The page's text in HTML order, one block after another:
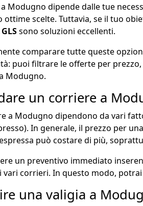
Modugno dipende dalle tue
ottime scelte. Tuttavia, se il tuo
GLSsono soluzioni eccellenti.
comparare tutte queste
puoi filtrare le offerte per
Modugno.
un corriere a
a Modugno dipendono da vari
In generale, il prezzo per una
può costare di più,
un preventivo immediato
vari corrieri. In questo modo,
una valigia a